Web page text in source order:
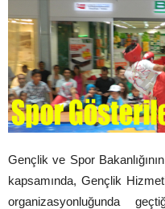
Gençlik ve Spor
kapsamında, Gençlik
organizasyonluğunda